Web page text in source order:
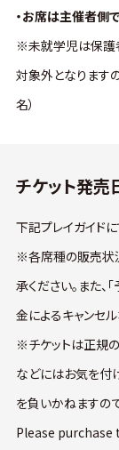
・お席は主催者側
※未就学児は保護
対象外となります
名）
チケット発売
下記プレイガイド
※各席種の販売状
承ください。また
金によるキャンセ
※チケットは正規
などにはお気を付
を負いかねますの
Please